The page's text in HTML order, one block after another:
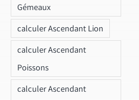
Gémeaux
calculer Ascendant Lion
calculer Ascendant
Poissons
calculer Ascendant